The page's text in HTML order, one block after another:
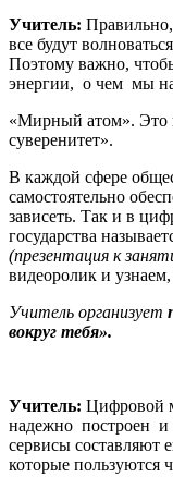
Учитель:
все будут
Поэтому важно,
энергии, о чем мы
«Мирный атом». Это
суверенитет».
В каждой сфере
самостоятельно
зависеть. Так и в
государства
(презентация к
видеоролик и
Учитель организует
вокруг тебя».
Учитель: Цифровой
надежно построен
сервисы составляют
которые пользуются